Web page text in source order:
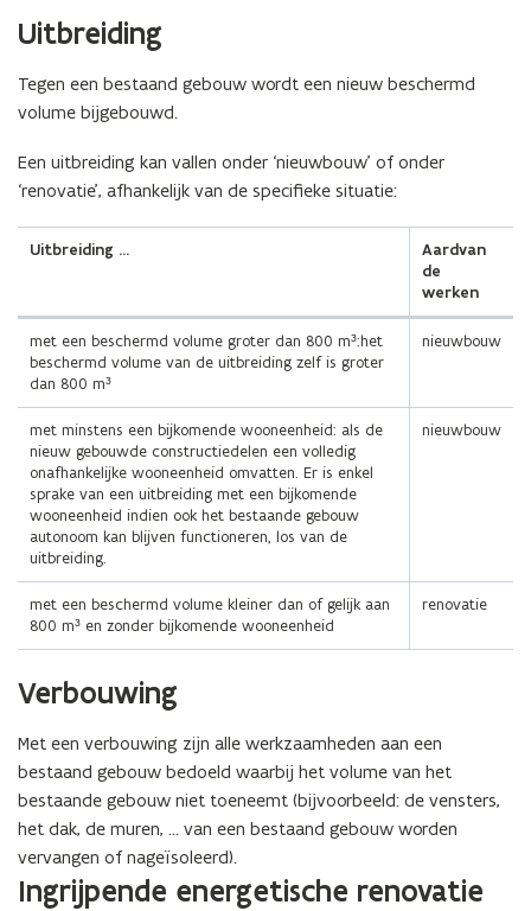
Uitbreiding
Tegen een bestaand gebouw wordt een nieuw beschermd
volume bijgebouwd.
Een uitbreiding kan vallen onder ‘nieuwbouw’ of onder
‘renovatie’, afhankelijk van de specifieke situatie:
Uitbreiding …
Aardvan
de
werken
met een beschermd volume groter dan 800 m³:het
beschermd volume van de uitbreiding zelf is groter
dan 800 m³
nieuwbouw
met minstens een bijkomende wooneenheid: als de
nieuw gebouwde constructiedelen een volledig
onafhankelijke wooneenheid omvatten. Er is enkel
sprake van een uitbreiding met een bijkomende
wooneenheid indien ook het bestaande gebouw
autonoom kan blijven functioneren, los van de
uitbreiding.
nieuwbouw
met een beschermd volume kleiner dan of gelijk aan
800 m³ en zonder bijkomende wooneenheid
renovatie
Verbouwing
Met een verbouwing zijn alle werkzaamheden aan een
bestaand gebouw bedoeld waarbij het volume van het
bestaande gebouw niet toeneemt (bijvoorbeeld: de vensters,
het dak, de muren, … van een bestaand gebouw worden
vervangen of nageïsoleerd).
Ingrijpende energetische renovatie